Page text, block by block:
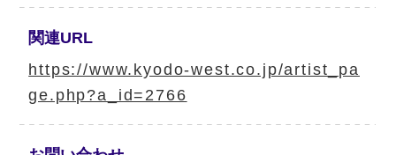
関連URL
https://www.kyodo-west.co.jp/artist_pa
ge.php?a_id=2766